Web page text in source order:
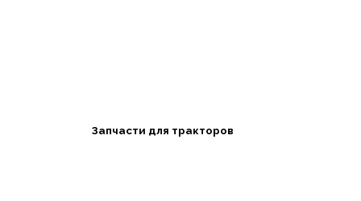
Запчасти для тракторов